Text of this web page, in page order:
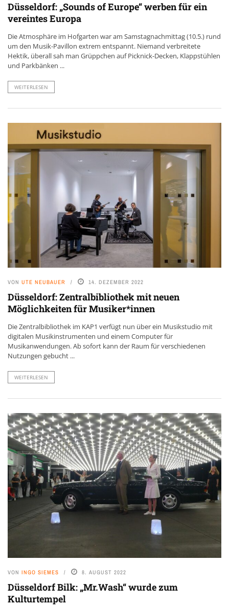
Düsseldorf: „Sounds of Europe“ werben für ein
vereintes Europa
Die Atmosphäre im Hofgarten war am Samstagnachmittag (10.5.) rund
um den Musik-Pavillon extrem entspannt. Niemand verbreitete
Hektik, überall sah man Grüppchen auf Picknick-Decken, Klappstühlen
und Parkbänken ...
WEITERLESEN
VON UTE NEUBAUER 14. DEZEMBER 2022
Düsseldorf: Zentralbibliothek mit neuen
Möglichkeiten für Musiker*innen
Die Zentralbibliothek im KAP1 verfügt nun über ein Musikstudio mit
digitalen Musikinstrumenten und einem Computer für
Musikanwendungen. Ab sofort kann der Raum für verschiedenen
Nutzungen gebucht ...
WEITERLESEN
VON INGO SIEMES 8. AUGUST 2022
Düsseldorf Bilk: „Mr.Wash“ wurde zum
Kulturtempel